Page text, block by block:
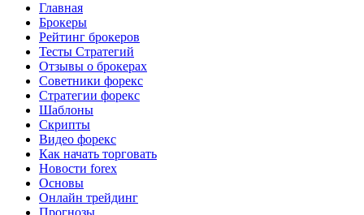
Главная
Брокеры
Рейтинг брокеров
Тесты Стратегий
Отзывы о брокерах
Советники форекс
Стратегии форекс
Шаблоны
Скрипты
Видео форекс
Как начать торговать
Новости forex
Основы
Онлайн трейдинг